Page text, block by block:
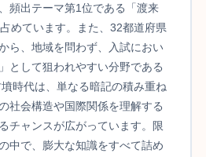
頻出テーマ第1位である「渡来
めています。また、32都道府県
ら、地域を問わず、入試におい
として狙われやすい分野である
時代は、単なる暗記の積み重ね
社会構造や国際関係を理解する
チャンスが広がっています。限
中で、膨大な知識をすべて詰め